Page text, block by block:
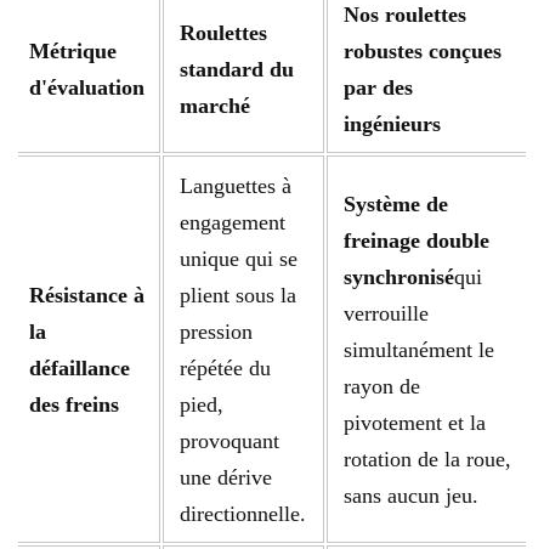
Métrique
d'évaluation
Roulettes
standard du
marché
Nos roulettes
robustes conçues
par des
ingénieurs
Résistance à
la
défaillance
des freins
Languettes à
engagement
unique qui se
plient sous la
pression
répétée du
pied,
provoquant
une dérive
directionnelle.
Système de
freinage double
synchroniséqui
verrouille
simultanément le
rayon de
pivotement et la
rotation de la roue,
sans aucun jeu.